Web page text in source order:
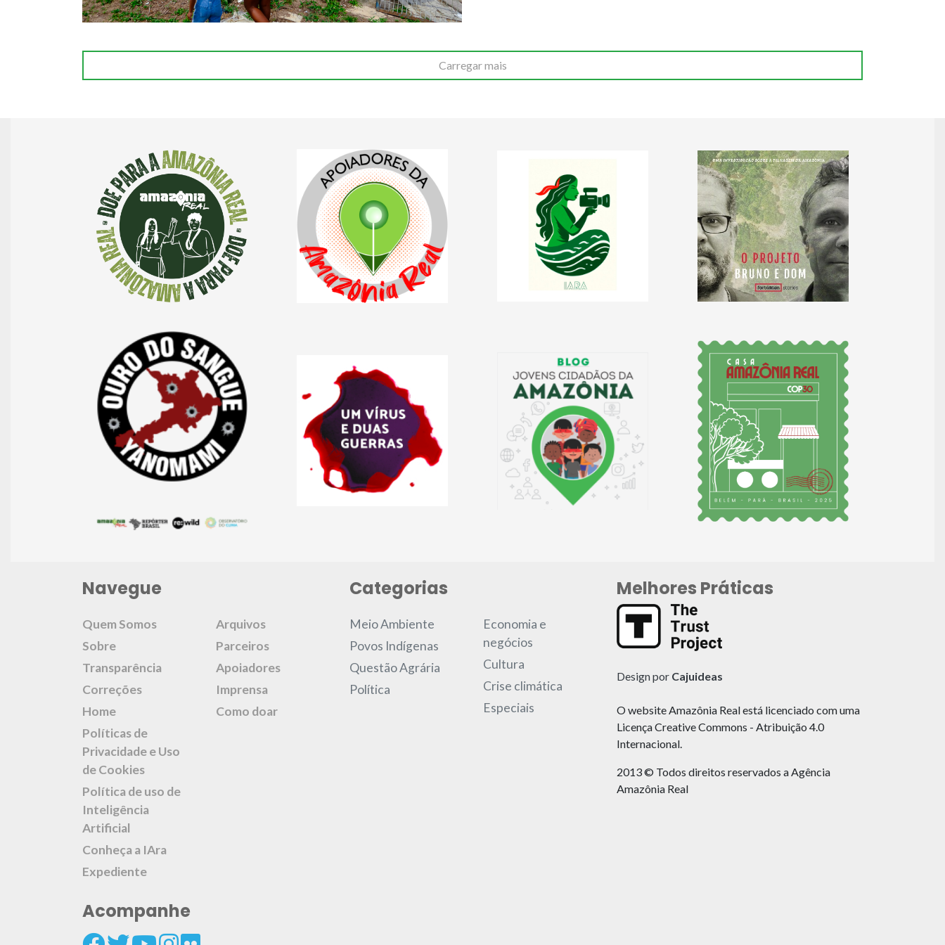
Carregar mais
Navegue
Quem Somos
Sobre
Transparência
Correções
Home
Políticas de
Privacidade e Uso
de Cookies
Política de uso de
Inteligência
Artificial
Conheça a IAra
Expediente
Arquivos
Parceiros
Apoiadores
Imprensa
Como doar
Acompanhe
Categorias
Meio Ambiente
Povos Indígenas
Questão Agrária
Política
Economia e
negócios
Cultura
Crise climática
Especiais
Melhores Práticas
Design por Cajuideas
O website Amazônia Real está licenciado com uma
Licença Creative Commons - Atribuição 4.0
Internacional.
2013 © Todos direitos reservados a Agência
Amazônia Real